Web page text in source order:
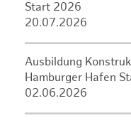
Start 2026
20.07.2026
Ausbildung
Hamburger Hafen
02.06.2026